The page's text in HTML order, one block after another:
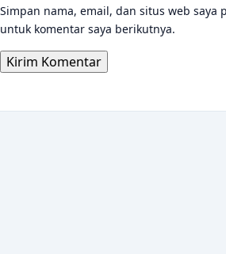
Simpan nama, email, dan situs web saya
untuk komentar saya berikutnya.